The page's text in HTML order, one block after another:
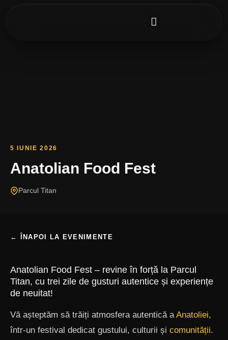
5 IUNIE 2026
Anatolian Food Fest
Parcul Titan
← ÎNAPOI LA EVENIMENTE
Anatolian Food Fest – revine în forță la Parcul
Titan, cu trei zile de gusturi autentice și experiențe
de neuitat!
Vă așteptăm să trăiți atmosfera autentică aAnatoliei,
într-un festival dedicat gustului, culturii și comunității.